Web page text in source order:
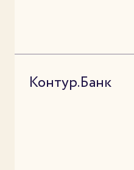
Контур.Банк